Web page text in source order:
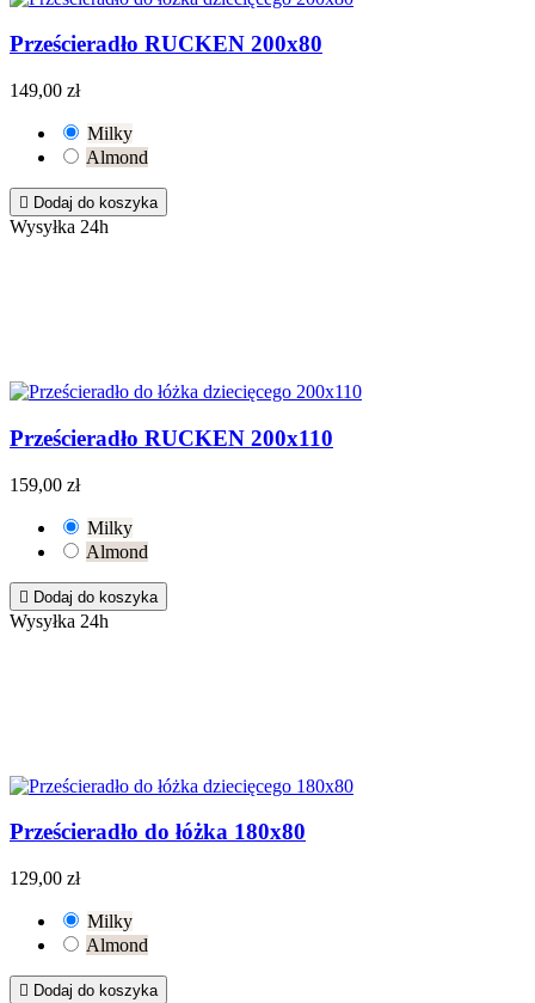
Prześcieradło RUCKEN 200x80
149,00 zł
Milky
Almond
 Dodaj do koszyka
Wysyłka 24h
Prześcieradło RUCKEN 200x110
159,00 zł
Milky
Almond
 Dodaj do koszyka
Wysyłka 24h
Prześcieradło do łóżka 180x80
129,00 zł
Milky
Almond
 Dodaj do koszyka